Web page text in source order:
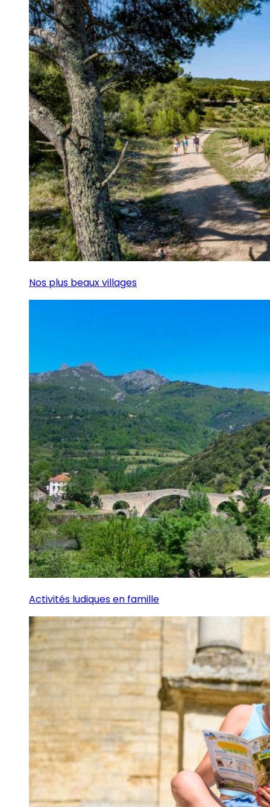
Nos plus beaux villages
Activités ludiques en famille